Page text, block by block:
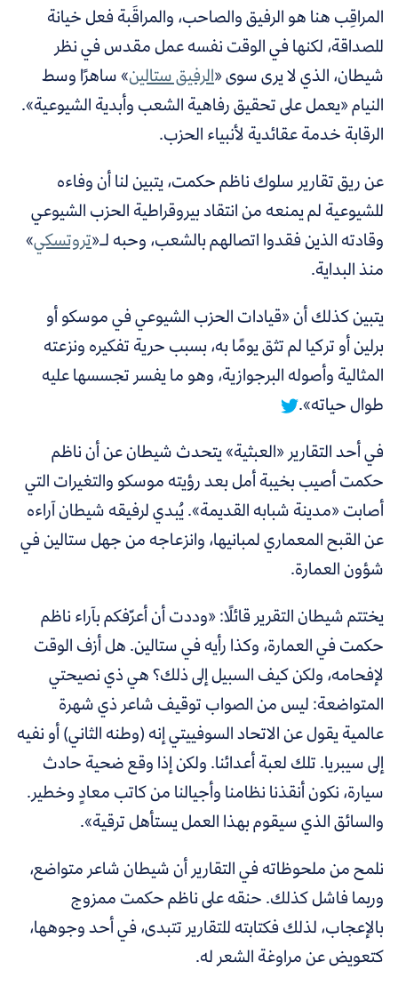
المراقِب هنا هو الرفيق والصاحب، والمراقَبة فعل خيانة
للصداقة، لكنها في الوقت نفسه عمل مقدس في نظر
شيطان، الذي لا يرى سوى «الرفيق ستالين» ساهرًا وسط
النيام «يعمل على تحقيق رفاهية الشعب وأبدية الشيوعية».
الرقابة خدمة عقائدية لأنبياء الحزب.
عن ريق تقارير سلوك ناظم حكمت، يتبين لنا أن وفاءه
للشيوعية لم يمنعه من انتقاد بيروقراطية الحزب الشيوعي
وقادته الذين فقدوا اتصالهم بالشعب، وحبه لـ«تروتسكي»
منذ البداية.
يتبين كذلك أن«قيادات الحزب الشيوعي في موسكو أو
برلين أو تركيا لم تثق يومًا به، بسبب حرية تفكيره ونزعته
المثالية وأصوله البرجوازية، وهو ما يفسر تجسسها عليه
طوال حياته».
في أحد التقارير «العبثية» يتحدث شيطان عن أن ناظم
حكمت أصيب بخيبة أمل بعد رؤيته موسكو والتغيرات التي
أصابت «مدينة شبابه القديمة». يُبدي لرفيقه شيطان آراءه
عن القبح المعماري لمبانيها، وانزعاجه من جهل ستالين في
شؤون العمارة.
يختتم شيطان التقرير قائلًا:«وددت أن أعرّفكم بآراء ناظم
حكمت في العمارة، وكذا رأيه في ستالين. هل أزف الوقت
لإفحامه، ولكن كيف السبيل إلى ذلك؟ هي ذي نصيحتي
المتواضعة: ليس من الصواب توقيف شاعر ذي شهرة
عالمية يقول عن الاتحاد السوفييتي إنه (وطنه الثاني) أو نفيه
إلى سيبريا. تلك لعبة أعدائنا. ولكن إذا وقع ضحية حادث
سيارة، نكون أنقذنا نظامنا وأجيالنا من كاتب معادٍ وخطير.
والسائق الذي سيقوم بهذا العمل يستأهل ترقية».
نلمح من ملحوظاته في التقارير أن شيطان شاعر متواضع،
وربما فاشل كذلك. حنقه على ناظم حكمت ممزوج
بالإعجاب، لذلك فكتابته للتقارير تتبدى، في أحد وجوهها،
كتعويض عن مراوغة الشعر له.